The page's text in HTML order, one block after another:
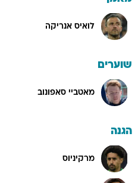
לואיס אנריקה
שוערים
מאטביי סאפונוב
הגנה
מרקיניוס